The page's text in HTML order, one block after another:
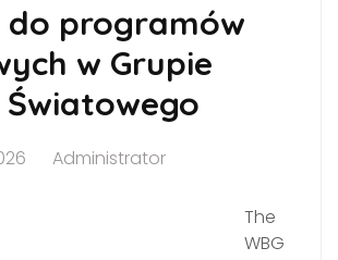
do programów
w Grupie
Światowego
Administrator
The
WBG